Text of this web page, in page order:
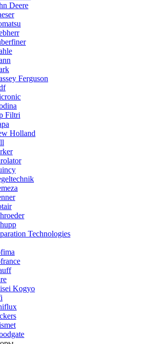
Deere
Ferguson
Filtri
Holland
Technologies
Kogyo